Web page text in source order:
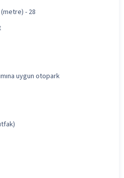
- 28
uygun otopark